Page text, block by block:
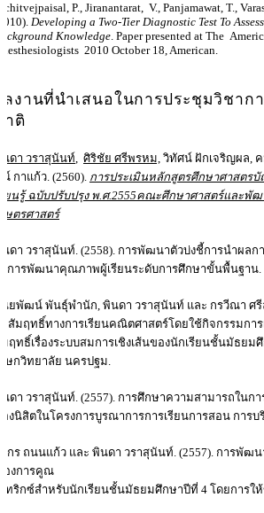
P., Jiranantarat, V., Panjamawat, T.,
Developing a Two-Tier Diagnostic Test To
Knowledge. Paper presented at The
2010 October 18, American.
ลงานที่นำเสนอในการประชุมวิชาก
าติ
ดา วราสุนันท์, ศิริชัย ศรีพรหม, วิทัศน์ ฝักเจริญผล,
กาแก้ว. (2560). การประเมินหลักสูตรศึกษาศาสตร
ยนรู้ ฉบับปรับปรุง พ.ศ.2555คณะศึกษาศาสตร์และพั
ษตรศาสตร์
ดา วราสุนันท์. (2558). การพัฒนาตัวบ่งชี้การนำผลก
การพัฒนาคุณภาพผู้เรียนระดับการศึกษาขั้นพื้นฐาน.
ยพัฒน์ พันธุ์พำนัก, พินดา วราสุนันท์ และ กรวีณา ศรี
สัมฤทธิ์ทางการเรียนคณิตศาสตร์โดยใช้กิจกรรมกา
ฤทธิ์เรื่องระบบสมการเชิงเส้นของนักเรียนชั้นมัธยม
ษกวิทยาลัย นครปฐม.
ดา วราสุนันท์. (2557). การศึกษาความสามารถในก
งนิสิตในโครงการบูรณาการการเรียนการสอน การบ
กร ถนนแก้ว และ พินดา วราสุนันท์. (2557). การพัฒ
องการคูณ
ทริกซ์สำหรับนักเรียนชั้นมัธยมศึกษาปีที่ 4 โดยการใ